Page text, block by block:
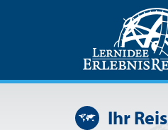
Ihr